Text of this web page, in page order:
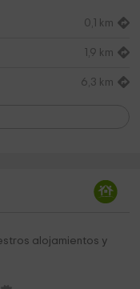
0,1 km
1,9 km
6,3 km
10,6 km
alojamientos y